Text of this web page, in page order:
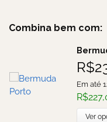
Combina bem com:
R$
Em até
R$
Ver